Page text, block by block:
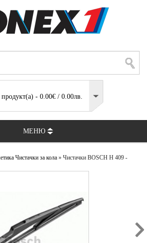
продукт(а) - 0.00€ / 0.00лв.
МЕНЮ
Чистачки за кола » Чистачки BOSCH H 409 -